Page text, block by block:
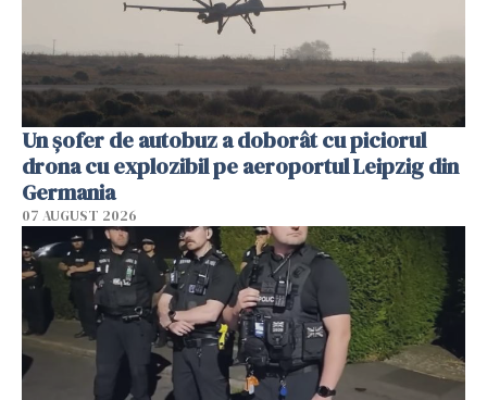
Un șofer de autobuz a doborât cu piciorul
drona cu explozibil pe aeroportul Leipzig din
Germania
07 AUGUST 2026